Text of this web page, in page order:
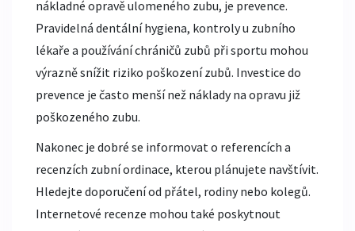
nákladné opravě ulomeného zubu, je prevence.
Pravidelná dentální hygiena, kontroly u zubního
lékaře a používání chráničů zubů při sportu mohou
výrazně snížit riziko poškození zubů. Investice do
prevence je často menší než náklady na opravu již
poškozeného zubu.
Nakonec je dobré se informovat o referencích a
recenzích zubní ordinace, kterou plánujete navštívit.
Hledejte doporučení od přátel, rodiny nebo kolegů.
Internetové recenze mohou také poskytnout